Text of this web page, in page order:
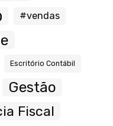
#vendas
Escritório Contábil
Gestão
Fiscal